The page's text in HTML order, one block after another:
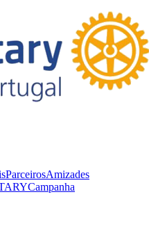
ParceirosAmizades
Campanha